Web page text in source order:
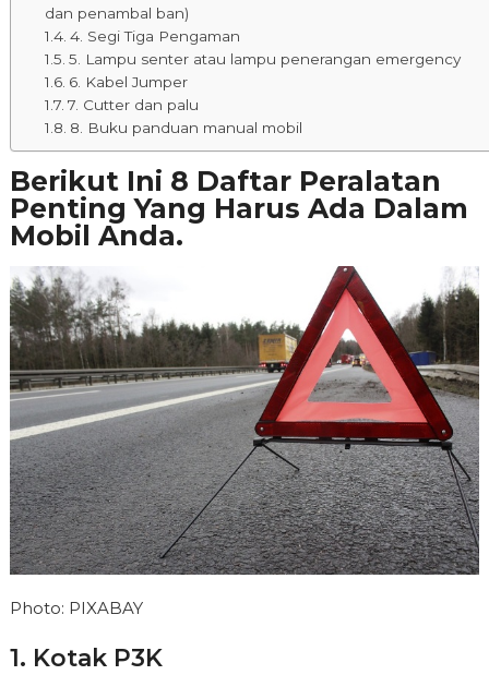
dan penambal ban)
4. Segi Tiga Pengaman
5. Lampu senter atau lampu penerangan emergency
6. Kabel Jumper
7. Cutter dan palu
8. Buku panduan manual mobil
Berikut Ini 8 Daftar Peralatan
Penting Yang Harus Ada Dalam
Mobil Anda.
Photo: PIXABAY
1. Kotak P3K